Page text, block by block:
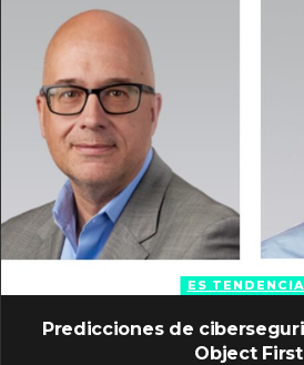
ES TENDENCIA
Predicciones de
Object First